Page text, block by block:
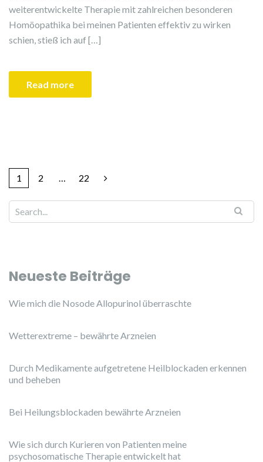
weiterentwickelte Therapie mit zahlreichen besonderen
Homöopathika bei meinen Patienten effektiv zu wirken
schien, stieß ich auf […]
Read more
1 2 22
Neueste Beiträge
Wie mich die Nosode Allopurinol überraschte
Wetterextreme – bewährte Arzneien
Durch Medikamente aufgetretene Heilblockaden erkennen
und beheben
Bei Heilungsblockaden bewährte Arzneien
Wie sich durch Kurieren von Patienten meine
psychosomatische Therapie entwickelt hat